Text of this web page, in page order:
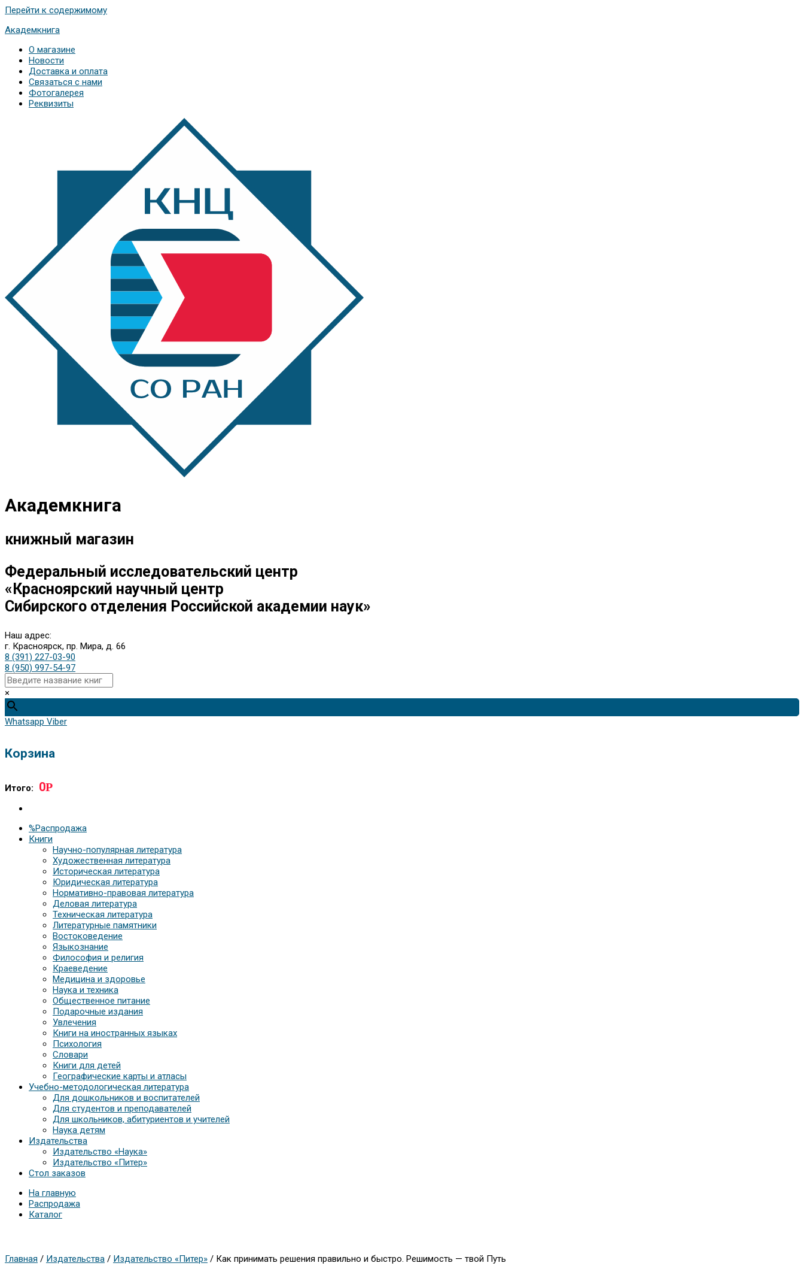
Перейти к содержимому
Академкнига
О магазине
Новости
Доставка и оплата
Связаться с нами
Фотогалерея
Реквизиты
Академкнига
книжный магазин
Федеральный исследовательский центр
«Красноярский научный центр
Сибирского отделения Российской академии наук»
Наш адрес:
г. Красноярск, пр. Мира, д. 66
8 (391) 227-03-90
8 (950) 997-54-97
×
Whatsapp Viber
Корзина
Итого: 0Р
%Распродажа
Книги
Научно-популярная литература
Художественная литература
Историческая литература
Юридическая литература
Нормативно-правовая литература
Деловая литература
Техническая литература
Литературные памятники
Востоковедение
Языкознание
Философия и религия
Краеведение
Медицина и здоровье
Наука и техника
Общественное питание
Подарочные издания
Увлечения
Книги на иностранных языках
Психология
Словари
Книги для детей
Географические карты и атласы
Учебно-методологическая литература
Для дошкольников и воспитателей
Для студентов и преподавателей
Для школьников, абитуриентов и учителей
Наука детям
Издательства
Издательство «Наука»
Издательство «Питер»
Стол заказов
На главную
Распродажа
Каталог
Главная / Издательства / Издательство «Питер» / Как принимать решения правильно и быстро. Решимость — твой Путь